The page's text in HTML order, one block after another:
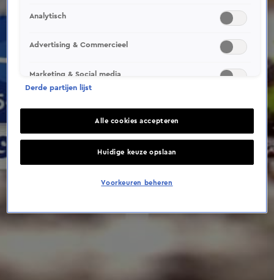
Analytisch
Advertising & Commercieel
Marketing & Social media
Derde partijen lijst
Alle cookies accepteren
Huidige keuze opslaan
Voorkeuren beheren